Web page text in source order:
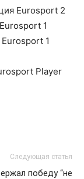
Eurosport 2
1
1
Player
Следующая статья
победу “не